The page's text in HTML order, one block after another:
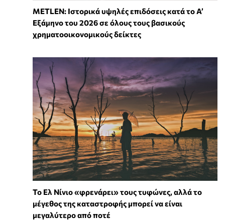
METLEN: Ιστορικά υψηλές επιδόσεις κατά το Α’
Εξάμηνο του 2026 σε όλους τους βασικούς
χρηματοοικονομικούς δείκτες
Το Ελ Νίνιο «φρενάρει» τους τυφώνες, αλλά το
μέγεθος της καταστροφής μπορεί να είναι
μεγαλύτερο από ποτέ